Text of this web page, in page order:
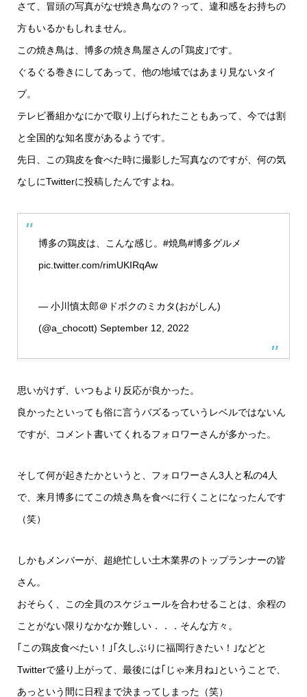
さて、冒頭の写真がなぜ焼き鳥なの？って、違和感をお持ちの
方もいるかもしれません。
この焼き鳥は、博多の焼き鳥屋さんの｢鶏皮｣です。
ぐるぐる巻きにしてあって、他の地域ではあまり見ないタイ
プ。
テレビ番組かなにかで取り上げられたこともあって、今では割
と全国的な知名度があるようです。
先日、この鶏皮を食べた時に撮影した写真なのですが、何の気
なしにTwitterに投稿したんですよね。
博多の鶏皮は、こんな感じ。 #焼鳥#博多グルメ
pic.twitter.com/rimUKIRqAw
— 小川慎太郎＠ドボクのミカタ(おがしん)
(@a_chocott) September 12, 2022
思いがけず、いつもより反応が良かった。
良かったといっても俗に言うバズるっていうレベルではないん
ですが、コメント書いてくれるフォロワーさんが多かった。
そして何が起きたかというと、フォロワーさん3人と私の4人
で、来月博多にてこの焼き鳥を食べに行くことになったんです
（笑）
しかもメンバーが、超絶忙しい土木業界のトップランナーの皆
さん。
おそらく、この全員のスケジュールを合わせることは、余程の
ことがない限りなかなか難しい．．．そんな方々。
｢この鶏皮食べたい！｣｢久しぶりに福岡行きたい！｣などと
Twitterで盛り上がって、最後には｢じゃ来月ね｣ということで、
あっという間に日程まで決まってしまった（笑）